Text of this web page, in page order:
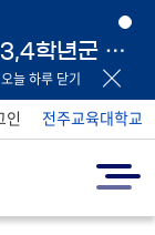
원문 링크 안내
오늘 하루 닫기
인 전주교육대학교